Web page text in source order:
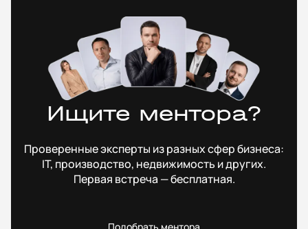
Ищите ментора?
Проверенные эксперты из разных сфер бизнеса:
IT, производство, недвижимость и других.
Первая встреча — бесплатная.